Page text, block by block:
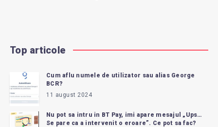
Top articole
Cum aflu numele de utilizator sau alias George
BCR?
11 august 2024
Nu pot sa intru in BT Pay, imi apare mesajul „Ups…
Se pare ca a intervenit o eroare”. Ce pot sa fac?